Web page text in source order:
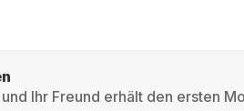
Ihr Freund erhält den ersten